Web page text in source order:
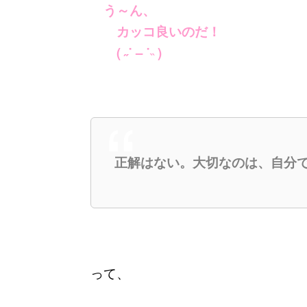
う～ん、
カッコ良いのだ！
( ˶˙ – ˙˵)
正解はない。大切なのは、自分
って、